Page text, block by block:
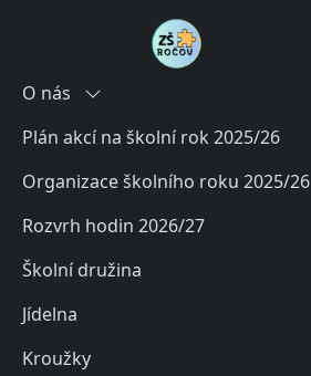
O nás
Historie
Současnost
Charakteristika školy
Poradenské služby školy
Plán akcí na školní rok 2025/26
Organizace školního roku 2025/26
Rozvrh hodin 2026/27
Školní družina
Jídelna
Kroužky